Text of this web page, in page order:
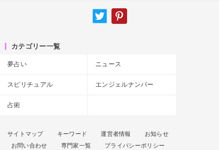
カテゴリー一覧
夢占い ニュース
スピリチュアル エンジェルナンバー
占術
サイトマップ キーワード 運営者情報
お知らせ
お問い合わせ
専門家一覧
プライバシーポリシー